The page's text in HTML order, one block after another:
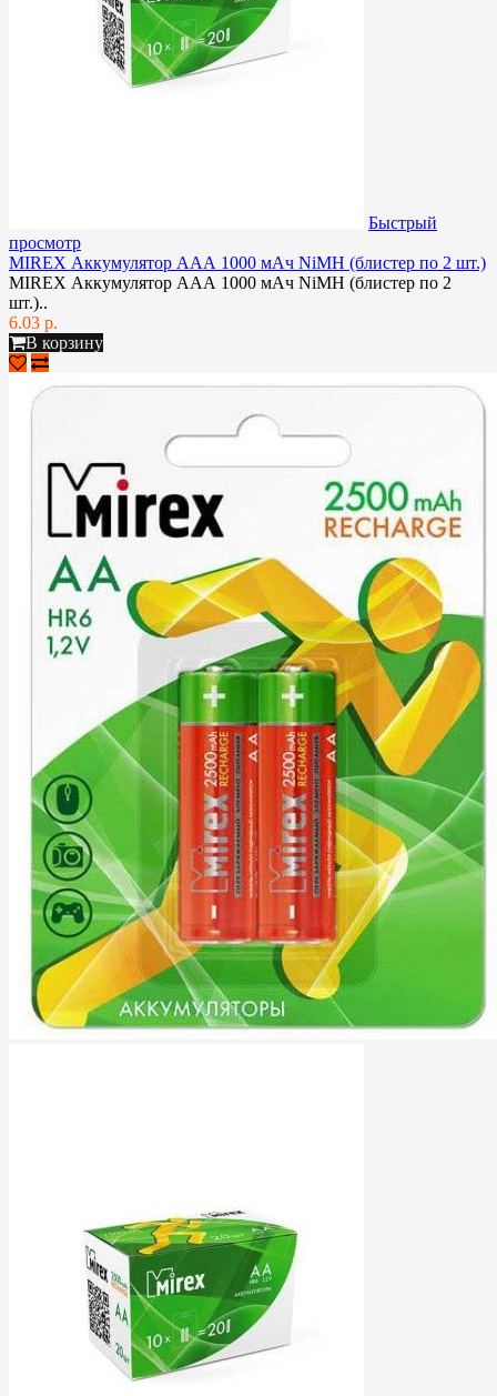
Быстрый
просмотр
MIREX Аккумулятор АAА 1000 мАч NiMH (блистер по 2 шт.)
MIREX Аккумулятор АAА 1000 мАч NiMH (блистер по 2
шт.)..
6.03 р.
В корзину